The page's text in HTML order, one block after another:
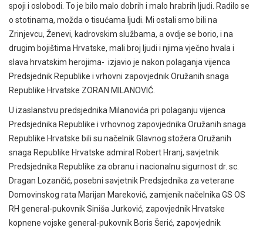
spoji i oslobodi. To je bilo malo dobrih i malo hrabrih ljudi. Radilo se
o stotinama, možda o tisućama ljudi. Mi ostali smo bili na
Zrinjevcu, Ženevi, kadrovskim službama, a ovdje se borio, i na
drugim bojištima Hrvatske, mali broj ljudi i njima vječno hvala i
slava hrvatskim herojima- izjavio je nakon polaganja vijenca
Predsjednik Republike i vrhovni zapovjednik Oružanih snaga
Republike Hrvatske ZORAN MILANOVIĆ.
U izaslanstvu predsjednika Milanovića pri polaganju vijenca
Predsjednika Republike i vrhovnog zapovjednika Oružanih snaga
Republike Hrvatske bili su načelnik Glavnog stožera Oružanih
snaga Republike Hrvatske admiral Robert Hranj, savjetnik
Predsjednika Republike za obranu i nacionalnu sigurnost dr. sc.
Dragan Lozančić, posebni savjetnik Predsjednika za veterane
Domovinskog rata Marijan Mareković, zamjenik načelnika GS OS
RH general-pukovnik Siniša Jurković, zapovjednik Hrvatske
kopnene vojske general-pukovnik Boris Šerić, zapovjednik